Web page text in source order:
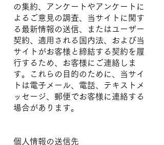
の集約、アンケートやアンケートに
よるご意見の調査、当サイトに関す
る最新情報の送信、またはユーザー
契約、適用される国内法、および当
サイトがお客様と締結する契約を履
行するため、お客様にご連絡しま
す。これらの目的のために、当サイ
トは電子メール、電話、テキストメ
ッセージ、郵便でお客様に連絡する
場合があります。
個人情報の送信先